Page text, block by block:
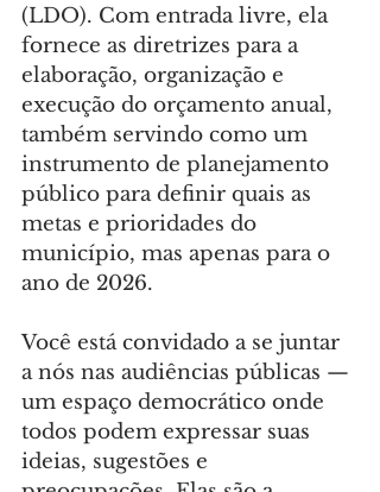
(LDO). Com entrada livre, ela
fornece as diretrizes para a
elaboração, organização e
execução do orçamento anual,
também servindo como um
instrumento de planejamento
público para definir quais as
metas e prioridades do
município, mas apenas para o
ano de 2026.
Você está convidado a se juntar
a nós nas audiências públicas —
um espaço democrático onde
todos podem expressar suas
ideias, sugestões e